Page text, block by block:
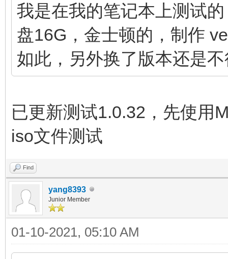
我是在我的笔记本上测试
盘16G，金士顿的，制作
如此，另外换了版本还是
已更新测试1.0.32，先使用
iso文件测试
Find
yang8393
Junior Member
01-10-2021, 05:10 AM